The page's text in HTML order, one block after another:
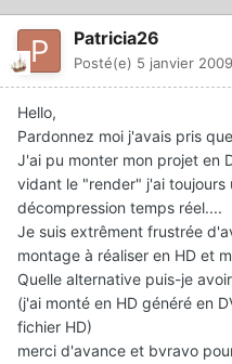
Patricia26
Posté(e) 5 janvier 2009
Hello,
Pardonnez moi j'avais pris
J'ai pu monter mon projet en
vidant le "render" j'ai toujours
décompression temps réel....
Je suis extrêment frustrée
montage à réaliser en HD et
Quelle alternative puis-je
(j'ai monté en HD généré en
fichier HD)
merci d'avance et bvravo